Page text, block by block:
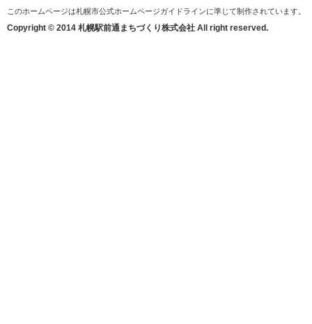
このホームページは札幌市公式ホームページガイドラインに準じて制作されています。
Copyright © 2014 札幌駅前通まちづくり株式会社 All right reserved.